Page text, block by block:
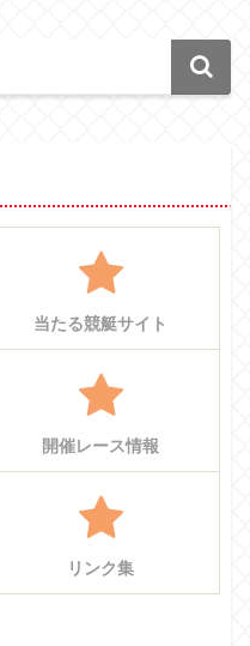
当たる競艇サイト
開催レース情報
リンク集